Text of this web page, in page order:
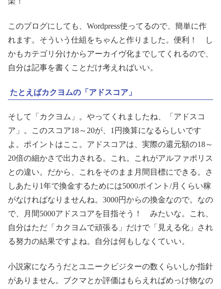
このブログにしても、Wordpress使ってるので、簡単に作
れます。そういう仕組をちゃんと作りました。便利！ し
かもカテゴリ分けからアーカイヴ化までしてくれるので、
自分は記事を書くことだけ考えればいい。
たとえばカクヨムの「アドスコア」
そして「カクヨム」。やってくれましたね、「アドスコ
ア」。このスコア18～20が、1円換算になるらしいです
よ。ポイントはここ。アドスコアは、実際の還元額の18～
20倍の細かさで出力される。これ。これがアルファポリス
との違い。だから、これをそのまま月間目標にできる。さ
しあたり1年で換金するためには5000ポイント/月くらい稼
がなければなりませんね。3000円からの換金なので。なの
で、月間5000アドスコアを目指そう！ みたいな。これ、
自分はただ「カクヨムで頑張る」だけで「見える化」され
る努力の結果ですよね。自分は何もしなくていい。
小説家になろうだとユニークビジターの数くらいしか指針
がありません。ブクマとか評価はもらえればめっけ物なの